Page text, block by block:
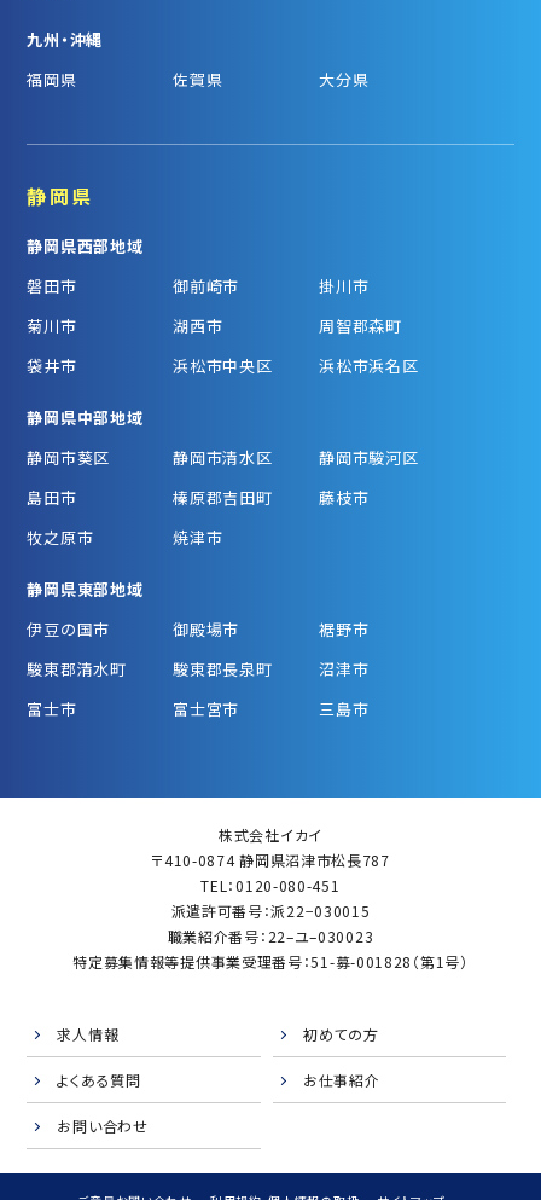
九州・沖縄
福岡県
佐賀県 大分県
静岡県
静岡県西部地域
磐田市
御前崎市
掛川市
菊川市
湖西市
周智郡森町
袋井市
浜松市中央区 浜松市浜名区
静岡県中部地域
静岡市葵区
静岡市清水区
静岡市駿河区
島田市
榛原郡吉田町
藤枝市
牧之原市
焼津市
静岡県東部地域
伊豆の国市
御殿場市
裾野市
駿東郡清水町
駿東郡長泉町
沼津市
富士市
富士宮市 三島市
株式会社イカイ
〒410-0874 静岡県沼津市松長787
TEL：0120-080-451
派遣許可番号：派22−030015
職業紹介番号：22–ユ–030023
特定募集情報等提供事業受理番号：51-募-001828（第1号）
求人情報 初めての方
よくある質問 お仕事紹介
お問い合わせ